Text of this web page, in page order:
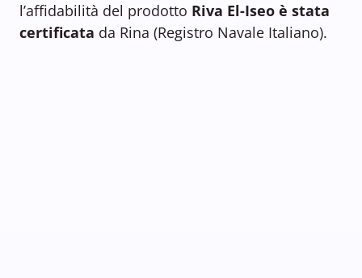
l’affidabilità del prodotto Riva El-Iseo è stata
certificata da Rina (Registro Navale Italiano).